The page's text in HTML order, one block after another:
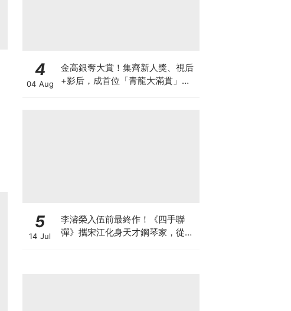
4
04 Aug
金高銀奪大賞！集齊新人獎、視后
+影后，成首位「青龍大滿貫」得
5
14 Jul
李濬榮入伍前最終作！《四手聯
彈》攜宋江化身天才鋼琴家，從宿